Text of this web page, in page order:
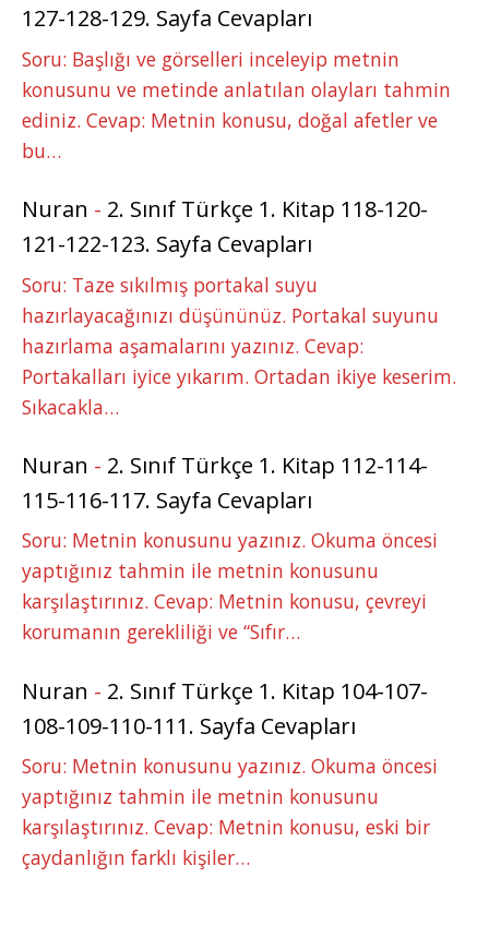
127-128-129. Sayfa Cevapları
Soru: Başlığı ve görselleri inceleyip metnin
konusunu ve metinde anlatılan olayları tahmin
ediniz. Cevap: Metnin konusu, doğal afetler ve
bu…
Nuran - 2. Sınıf Türkçe 1. Kitap 118-120-
121-122-123. Sayfa Cevapları
Soru: Taze sıkılmış portakal suyu
hazırlayacağınızı düşününüz. Portakal suyunu
hazırlama aşamalarını yazınız. Cevap:
Portakalları iyice yıkarım. Ortadan ikiye keserim.
Sıkacakla…
Nuran - 2. Sınıf Türkçe 1. Kitap 112-114-
115-116-117. Sayfa Cevapları
Soru: Metnin konusunu yazınız. Okuma öncesi
yaptığınız tahmin ile metnin konusunu
karşılaştırınız. Cevap: Metnin konusu, çevreyi
korumanın gerekliliği ve “Sıfır…
Nuran - 2. Sınıf Türkçe 1. Kitap 104-107-
108-109-110-111. Sayfa Cevapları
Soru: Metnin konusunu yazınız. Okuma öncesi
yaptığınız tahmin ile metnin konusunu
karşılaştırınız. Cevap: Metnin konusu, eski bir
çaydanlığın farklı kişiler…